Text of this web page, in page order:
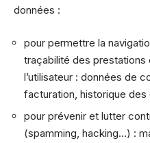
données :
pour permettre la
traçabilité des
l’utilisateur : données de
facturation, historique
pour prévenir et lutter
(spamming, hacking…) :